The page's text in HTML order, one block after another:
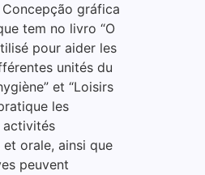
gráfica
tem no livro “O
pour aider les
unités du
et “Loisirs
les
activités
orale, ainsi que
peuvent